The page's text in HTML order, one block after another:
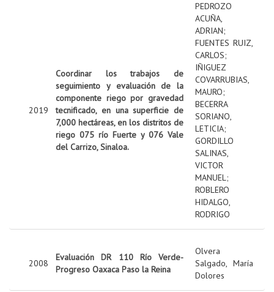
2019
Coordinar los trabajos de
seguimiento y evaluación de la
componente riego por gravedad
tecnificado, en una superficie de
7,000 hectáreas, en los distritos de
riego 075 río Fuerte y 076 Vale
del Carrizo, Sinaloa.
PEDROZO
ACUÑA,
ADRIAN;
FUENTES RUIZ,
CARLOS;
IÑIGUEZ
COVARRUBIAS,
MAURO;
BECERRA
SORIANO,
LETICIA;
GORDILLO
SALINAS,
VICTOR
MANUEL;
ROBLERO
HIDALGO,
RODRIGO
2008
Evaluación DR 110 Río Verde-
Progreso Oaxaca Paso la Reina
Olvera
Salgado, María
Dolores